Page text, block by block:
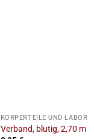
KÖRPERTEILE UND LABOR
Verband, blutig, 2,70 m